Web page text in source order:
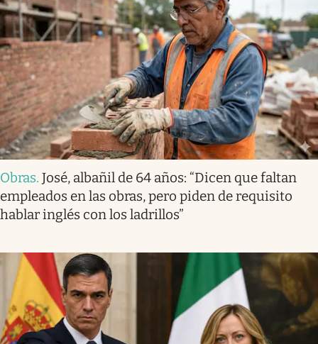
Obras. José, albañil de 64 años: “Dicen que faltan
empleados en las obras, pero piden de requisito
hablar inglés con los ladrillos”